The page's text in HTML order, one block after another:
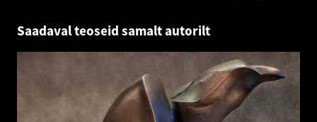
Saadaval teoseid samalt autorilt